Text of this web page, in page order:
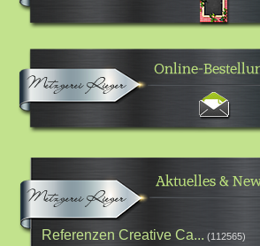
Referenzen Creative Ca... (112565)